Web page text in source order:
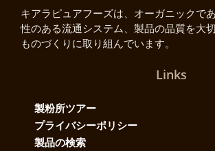
キアラピュアフーズは、オーガニックで
性のある流通システム、製品の品質を大
ものづくりに取り組んでいます。
Links
製粉所ツアー
プライバシーポリシー
製品の検索